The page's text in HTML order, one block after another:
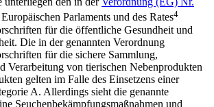
Parlaments und des Rates4
für die öffentliche Gesundheit und
Die in der genannten Verordnung
für die sichere Sammlung,
Verarbeitung von tierischen Nebenprodukten
gelten im Falle des Einsetzens einer
A. Allerdings sieht die genannte
Seuchenbekämpfungsmaßnahmen und